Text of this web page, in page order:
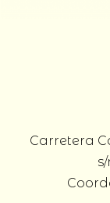
Carretera